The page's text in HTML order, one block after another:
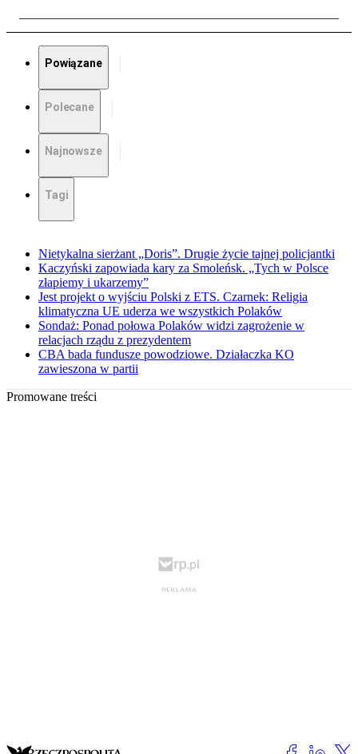
Powiązane
Polecane
Najnowsze
Tagi
Nietykalna sierżant „Doris”. Drugie życie tajnej policjantki
Kaczyński zapowiada kary za Smoleńsk. „Tych w Polsce
złapiemy i ukarzemy”
Jest projekt o wyjściu Polski z ETS. Czarnek: Religia
klimatyczna UE uderza we wszystkich Polaków
Sondaż: Ponad połowa Polaków widzi zagrożenie w
relacjach rządu z prezydentem
CBA bada fundusze powodziowe. Działaczka KO
zawieszona w partii
Promowane treści